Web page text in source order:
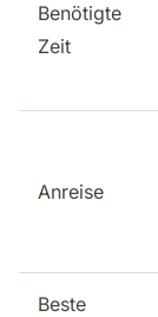
Benötigte
Zeit
Anreise
Beste